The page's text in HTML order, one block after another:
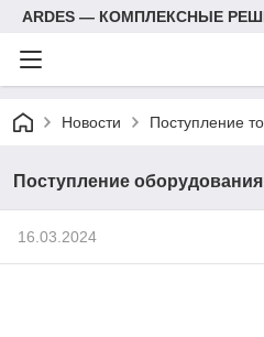
ARDES — КОМПЛЕКСНЫЕ
Новости Поступление
Поступление
16.03.2024